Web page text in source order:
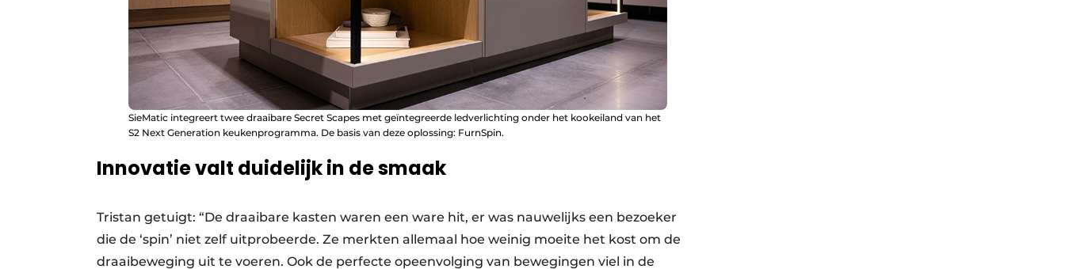
SieMatic integreert twee draaibare Secret Scapes met geïntegreerde ledverlichting onder het kookeiland van het
S2 Next Generation keukenprogramma. De basis van deze oplossing: FurnSpin.
Innovatie valt duidelijk in de smaak
Tristan getuigt: “De draaibare kasten waren een ware hit, er was nauwelijks een bezoeker
die de ‘spin’ niet zelf uitprobeerde. Ze merkten allemaal hoe weinig moeite het kost om de
draaibeweging uit te voeren. Ook de perfecte opeenvolging van bewegingen viel in de